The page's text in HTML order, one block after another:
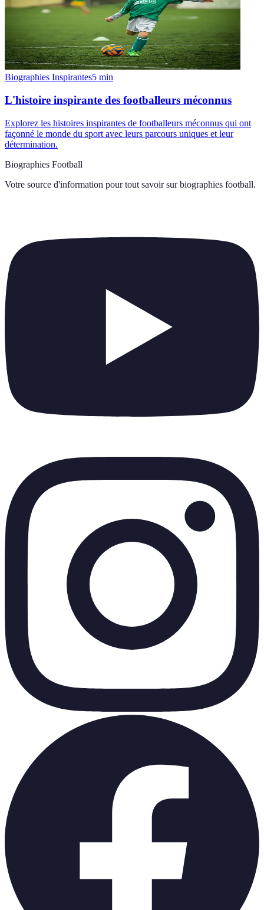
Biographies Inspirantes5 min
L'histoire inspirante des footballeurs méconnus
Explorez les histoires inspirantes de footballeurs méconnus qui ont
façonné le monde du sport avec leurs parcours uniques et leur
détermination.
Biographies Football
Votre source d'information pour tout savoir sur biographies football.